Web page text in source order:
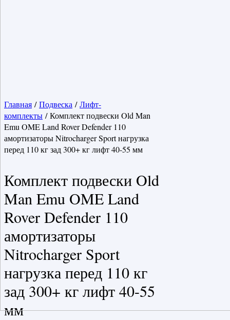
Главная /Подвеска /Лифт-
комплекты / Комплект подвески Old Man
Emu OME Land Rover Defender 110
амортизаторы Nitrocharger Sport нагрузка
перед 110 кг зад 300+ кг лифт 40-55 мм
Комплект подвески Old
Man Emu OME Land
Rover Defender 110
амортизаторы
Nitrocharger Sport
нагрузка перед 110 кг
зад 300+ кг лифт 40-55
мм